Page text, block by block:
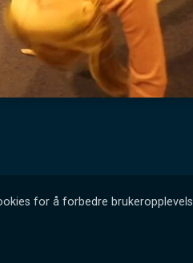
for å forbedre